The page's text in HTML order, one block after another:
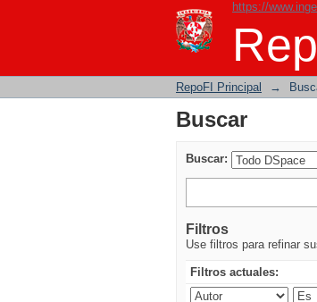
https://
Buscar
RepoFI Principal →
Buscar
Buscar:
Filtros
Use filtros para refinar
Filtros actuales: